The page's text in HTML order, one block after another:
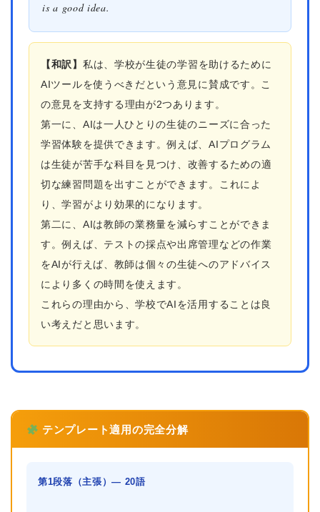
is a good idea.
【和訳】 私は、学校が生徒の学習を助けるために
AIツールを使うべきだという意見に賛成です。こ
の意見を支持する理由が2つあります。
第一に、AIは一人ひとりの生徒のニーズに合った
学習体験を提供できます。例えば、AIプログラム
は生徒が苦手な科目を見つけ、改善するための適
切な練習問題を出すことができます。これによ
り、学習がより効果的になります。
第二に、AIは教師の業務量を減らすことができま
す。例えば、テストの採点や出席管理などの作業
をAIが行えば、教師は個々の生徒へのアドバイス
により多くの時間を使えます。
これらの理由から、学校でAIを活用することは良
い考えだと思います。
テンプレート適用の完全分解
第1段落（主張）— 20語